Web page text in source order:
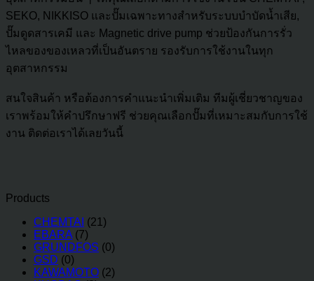
SEKO, NIKKISO และปั๊มเฉพาะทางสำหรับระบบบำบัดน้ำเสีย,
ปั๊มดูดสารเคมี และ Magnetic drive pump ช่วยป้องกันการรั่ว
ไหลของของเหลวที่เป็นอันตราย รองรับการใช้งานในทุก
อุตสาหกรรม
สนใจสินค้า หรือต้องการคำแนะนำเพิ่มเติม ทีมผู้เชี่ยวชาญของ
เราพร้อมให้คำปรึกษาฟรี ช่วยคุณเลือกปั๊มที่เหมาะสมกับการใช้
งาน ติดต่อเราได้เลยวันนี้
Products
CHEMTAI (21)
EBARA (7)
GRUNDFOS (0)
GSD (0)
KAWAMOTO (2)